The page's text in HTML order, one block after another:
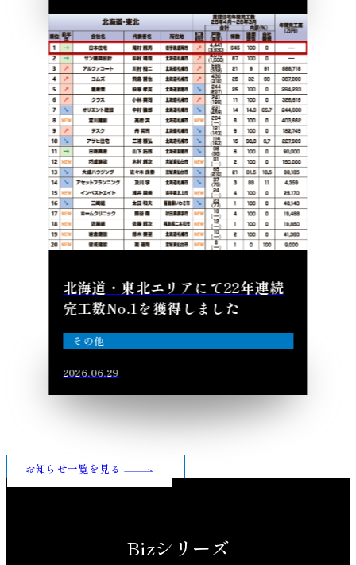
北海道・東北エリアにて22年連続
完工数No.1を獲得しました
その他
2026.06.29
お知らせ一覧を見る
Bizシリーズ
先進、洗練、深化した上質